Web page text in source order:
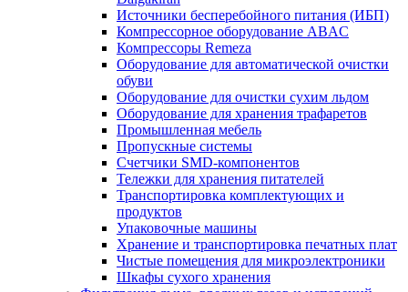
Источники бесперебойного питания (ИБП)
Компрессорное оборудование ABAC
Компрессоры Remeza
Оборудование для автоматической очистки
обуви
Оборудование для очистки сухим льдом
Оборудование для хранения трафаретов
Промышленная мебель
Пропускные системы
Счетчики SMD-компонентов
Тележки для xранения питателей
Транспортировка комплектующих и
продуктов
Упаковочные машины
Хранение и транспортировка печатных плат
Чистые помещения для микроэлектроники
Шкафы сухого хранения